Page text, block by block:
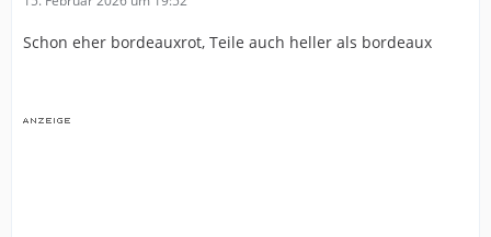
Schon eher bordeauxrot, Teile auch heller als bordeaux